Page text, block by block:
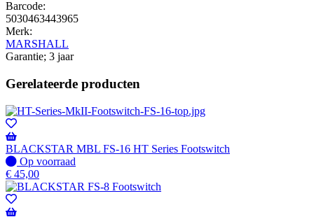
Barcode:
5030463443965
Merk:
MARSHALL
Garantie; 3 jaar
Gerelateerde producten
BLACKSTAR MBL FS-16 HT Series Footswitch
Op
voorraad
Op voorraad
€ 45,00